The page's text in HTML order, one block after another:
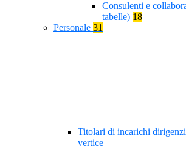
Consulenti e
tabelle) 18
Personale 31
Titolari di incarichi
vertice